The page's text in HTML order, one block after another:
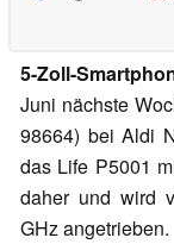
5-Zoll-
Juni nächste
98664) bei Aldi
das Life P5001
daher und wird
GHz angetrieben.